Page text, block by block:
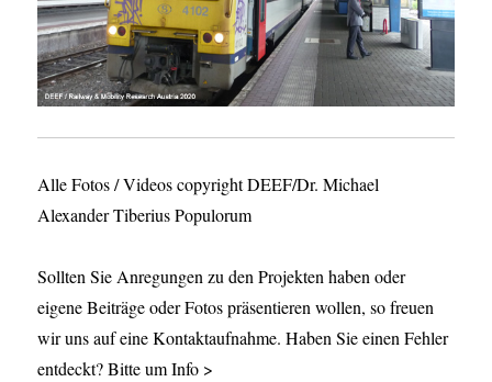
Alle Fotos / Videos copyright DEEF/Dr. Michael
Alexander Tiberius Populorum
Sollten Sie Anregungen zu den Projekten haben oder
eigene Beiträge oder Fotos präsentieren wollen, so freuen
wir uns auf eine Kontaktaufnahme. Haben Sie einen Fehler
entdeckt? Bitte um Info >